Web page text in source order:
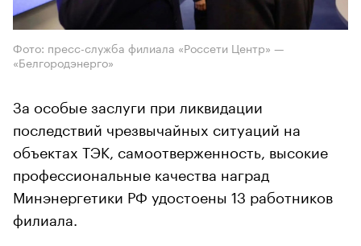
Фото: пресс-служба филиала «Россети Центр» —
«Белгородэнерго»
За особые заслуги при ликвидации
последствий чрезвычайных ситуаций на
объектах ТЭК, самоотверженность, высокие
профессиональные качества наград
Минэнергетики РФ удостоены 13 работников
филиала.